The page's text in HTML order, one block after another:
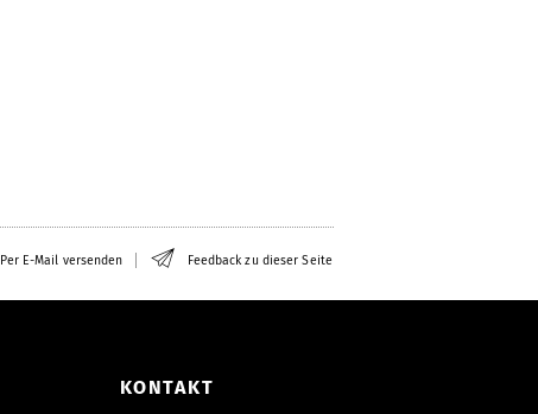
Per E-Mail versenden Feedback zu dieser Seite
KONTAKT